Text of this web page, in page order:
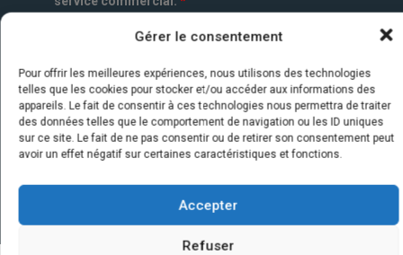
Gérer le consentement
Pour offrir les meilleures expériences, nous utilisons des technologies
telles que les cookies pour stocker et/ou accéder aux informations des
appareils. Le fait de consentir à ces technologies nous permettra de traiter
des données telles que le comportement de navigation ou les ID uniques
sur ce site. Le fait de ne pas consentir ou de retirer son consentement peut
avoir un effet négatif sur certaines caractéristiques et fonctions.
Accepter
Refuser